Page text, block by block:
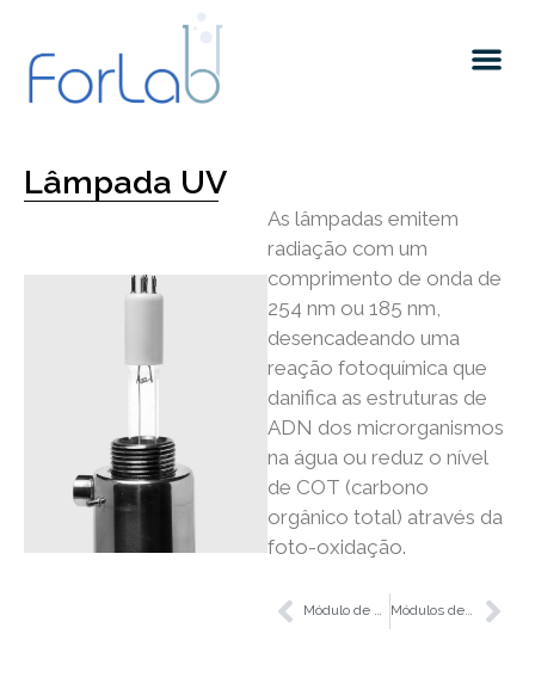
Lâmpada UV
As lâmpadas emitem
radiação com um
comprimento de onda de
254 nm ou 185 nm,
desencadeando uma
reação fotoquímica que
danifica as estruturas de
ADN dos microrganismos
na água ou reduz o nível
de COT (carbono
orgânico total) através da
foto-oxidação.
Módulo de Ultrafiltração Módulos de Troca Iónica